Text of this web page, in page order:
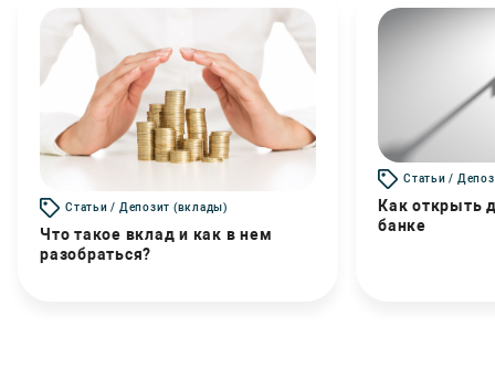
Статьи / Депозит (вклады)
Что такое вклад и как в нем
разобраться?
Статьи /
Как открыть
банке